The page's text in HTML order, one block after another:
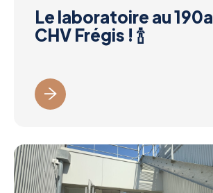
Le laboratoire au
CHV Frégis ! 🍾